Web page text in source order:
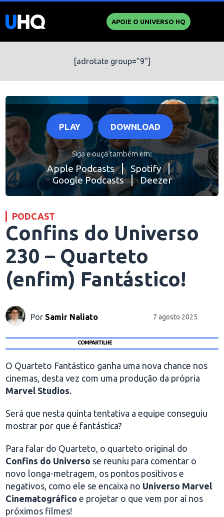
APOIE O UNIVERSO HQ
[adrotate group="9"]
PLAY DOWNLOAD
Siga e ouça também em:
Apple Podcasts
Spotify
Google Podcasts
Deezer
PODCAST
Confins do Universo
230 – Quarteto
(enfim) Fantástico!
Por Samir Naliato 7 agosto 2025
COMPARTILHE
O Quarteto Fantástico ganha uma nova chance nos
cinemas, desta vez com uma produção da própria
Marvel Studios.
Será que nesta quinta tentativa a equipe conseguiu
mostrar por que é fantástica?
Para falar do Quarteto, o quarteto original do
Confins do Universo se reuniu para comentar o
novo longa-metragem, os pontos positivos e
negativos, como ele se encaixa no Universo Marvel
Cinematográfico e projetar o que vem por aí nos
próximos filmes!